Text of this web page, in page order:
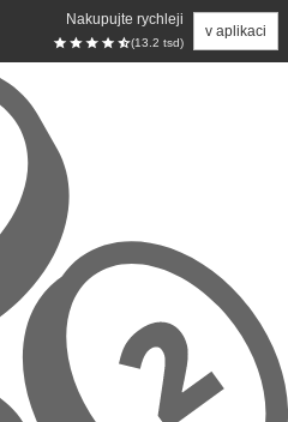
Nakupujte rychleji
(13.2 tsd)
v aplikaci